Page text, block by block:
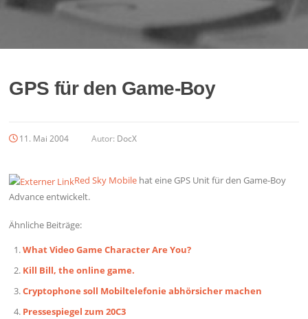
GPS für den Game-Boy
11. Mai 2004 Autor: DocX
Red Sky Mobile hat eine GPS Unit für den Game-Boy
Advance entwickelt.
Ähnliche Beiträge:
What Video Game Character Are You?
Kill Bill, the online game.
Cryptophone soll Mobiltelefonie abhörsicher machen
Pressespiegel zum 20C3